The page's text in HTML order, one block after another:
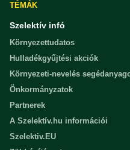
TÉMÁK
Szelektív infó
Környezettudatos
Hulladékgyűjtési akciók
Környezeti-nevelés
Önkormányzatok
Partnerek
A Szelektív.hu információi
Szelektiv.EU